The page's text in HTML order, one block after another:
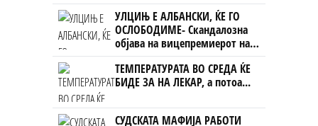
УЛЦИЊ Е АЛБАНСКИ, ЌЕ ГО
ОСЛОБОДИМЕ- Скандалозна
објава на вицепремиерот на
Црна Гора
ТЕМПЕРАТУРАТА ВО СРЕДА ЌЕ
БИДЕ ЗА НА ЛЕКАР, а потоа...
СУДСКАТА МАФИЈА РАБОТИ